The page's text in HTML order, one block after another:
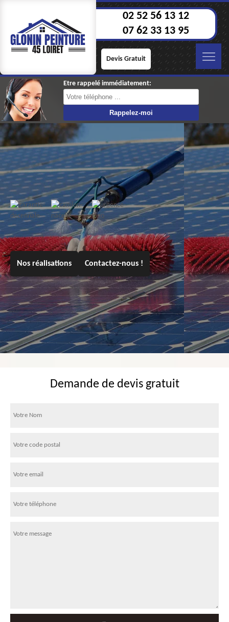
02 52 56 13 12
07 62 33 13 95
Devis Gratuit
Etre rappelé immédiatement:
Nos réalisations Contactez-nous !
Demande de devis gratuit